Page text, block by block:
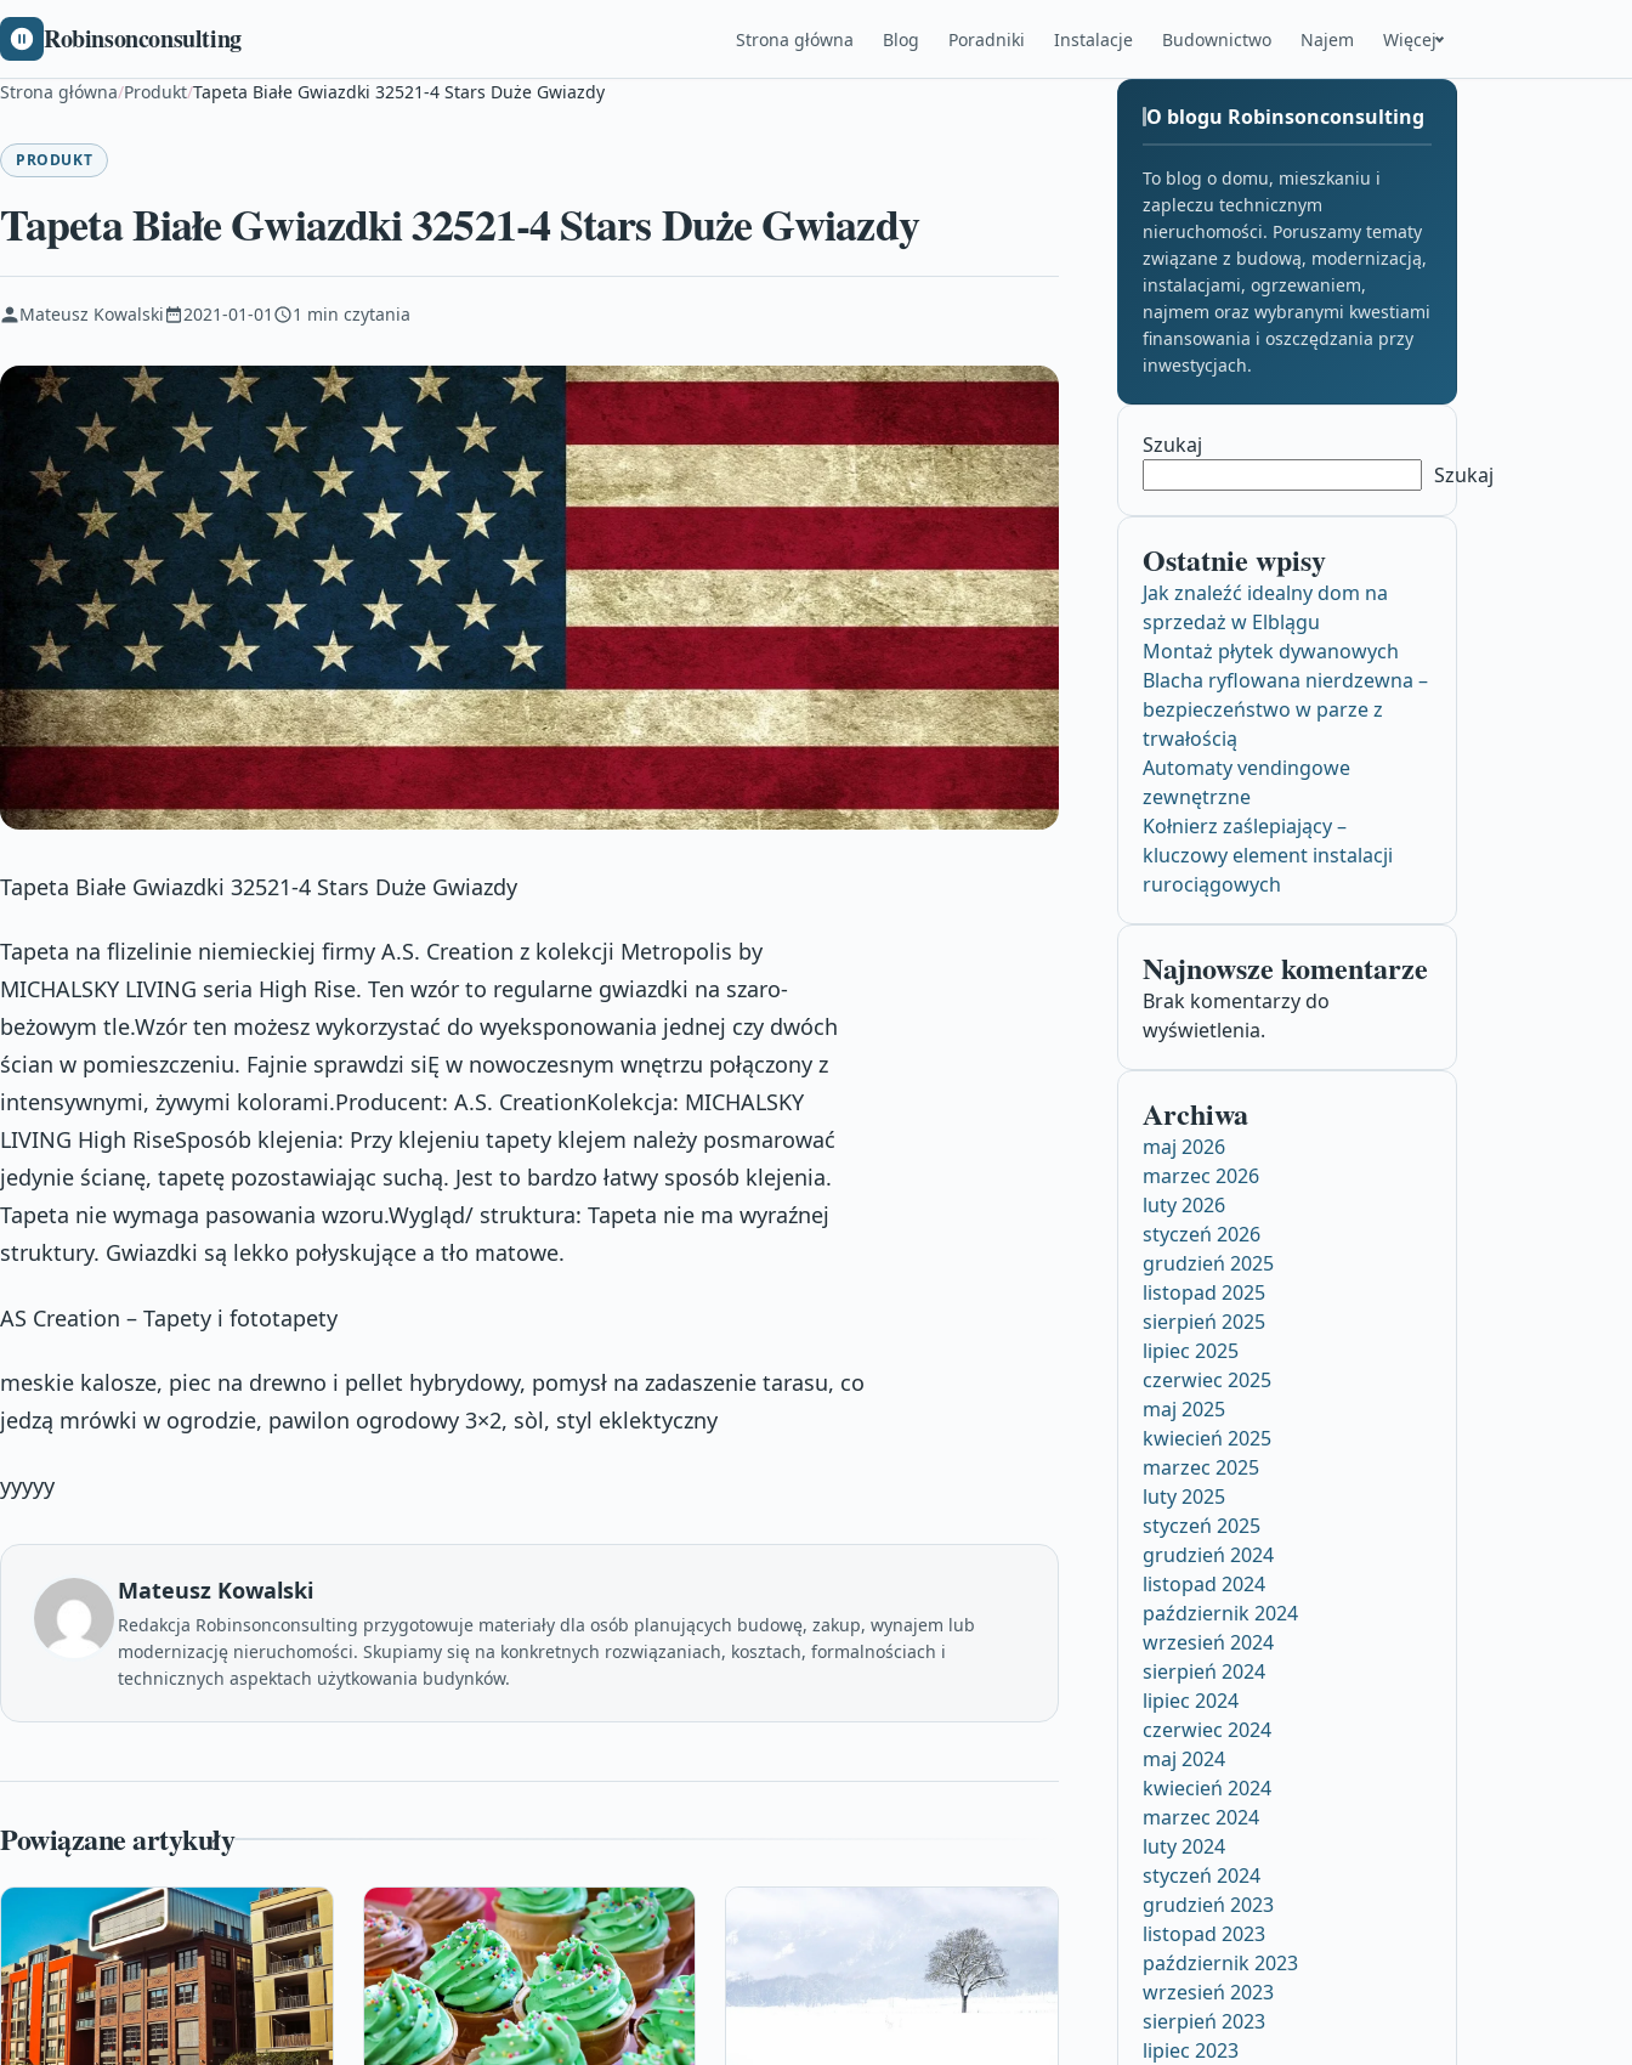
Robinsonconsulting Strona główna Blog Poradniki Instalacje Budownictwo Najem Więcej
Strona główna/Produkt/Tapeta Białe Gwiazdki 32521-4 Stars Duże Gwiazdy
PRODUKT
Tapeta Białe Gwiazdki 32521-4 Stars Duże Gwiazdy
Mateusz Kowalski 2021-01-01 1 min czytania
Tapeta Białe Gwiazdki 32521-4 Stars Duże Gwiazdy
Tapeta na flizelinie niemieckiej firmy A.S. Creation z kolekcji Metropolis by
MICHALSKY LIVING seria High Rise. Ten wzór to regularne gwiazdki na szaro-
beżowym tle.Wzór ten możesz wykorzystać do wyeksponowania jednej czy dwóch
ścian w pomieszczeniu. Fajnie sprawdzi siĘ w nowoczesnym wnętrzu połączony z
intensywnymi, żywymi kolorami.Producent: A.S. CreationKolekcja: MICHALSKY
LIVING High RiseSposób klejenia: Przy klejeniu tapety klejem należy posmarować
jedynie ścianę, tapetę pozostawiając suchą. Jest to bardzo łatwy sposób klejenia.
Tapeta nie wymaga pasowania wzoru.Wygląd/ struktura: Tapeta nie ma wyraźnej
struktury. Gwiazdki są lekko połyskujące a tło matowe.
AS Creation – Tapety i fototapety
meskie kalosze, piec na drewno i pellet hybrydowy, pomysł na zadaszenie tarasu, co
jedzą mrówki w ogrodzie, pawilon ogrodowy 3×2, sòl, styl eklektyczny
yyyyy
Mateusz Kowalski
Redakcja Robinsonconsulting przygotowuje materiały dla osób planujących budowę, zakup, wynajem lub
modernizację nieruchomości. Skupiamy się na konkretnych rozwiązaniach, kosztach, formalnościach i
technicznych aspektach użytkowania budynków.
Powiązane artykuły
O blogu Robinsonconsulting
To blog o domu, mieszkaniu i
zapleczu technicznym
nieruchomości. Poruszamy tematy
związane z budową, modernizacją,
instalacjami, ogrzewaniem,
najmem oraz wybranymi kwestiami
finansowania i oszczędzania przy
inwestycjach.
Szukaj
Szukaj
Ostatnie wpisy
Jak znaleźć idealny dom na
sprzedaż w Elblągu
Montaż płytek dywanowych
Blacha ryflowana nierdzewna –
bezpieczeństwo w parze z
trwałością
Automaty vendingowe
zewnętrzne
Kołnierz zaślepiający –
kluczowy element instalacji
rurociągowych
Najnowsze komentarze
Brak komentarzy do
wyświetlenia.
Archiwa
maj 2026
marzec 2026
luty 2026
styczeń 2026
grudzień 2025
listopad 2025
sierpień 2025
lipiec 2025
czerwiec 2025
maj 2025
kwiecień 2025
marzec 2025
luty 2025
styczeń 2025
grudzień 2024
listopad 2024
październik 2024
wrzesień 2024
sierpień 2024
lipiec 2024
czerwiec 2024
maj 2024
kwiecień 2024
marzec 2024
luty 2024
styczeń 2024
grudzień 2023
listopad 2023
październik 2023
wrzesień 2023
sierpień 2023
lipiec 2023